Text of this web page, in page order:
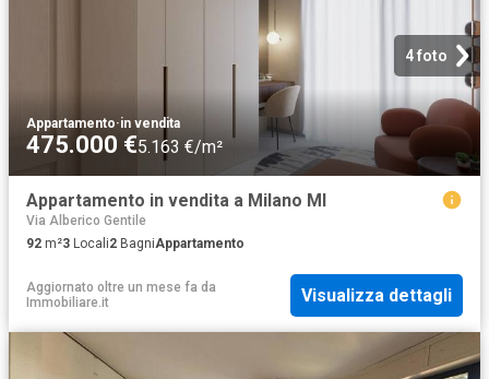
4 foto
Appartamento·in vendita
475.000 €5.163 €/m²
Appartamento in vendita a Milano MI
Via Alberico Gentile
92 m²3 Locali2 BagniAppartamento
Aggiornato oltre un mese fa da
Immobiliare.it
Visualizza dettagli